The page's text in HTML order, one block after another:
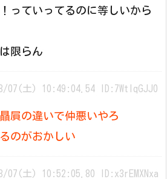
っていってるのに等しいから
限らん
07(土) 10:49:04.54 ID:7WtlqGJJ0
屓の違いで仲悪いやろ
のがおかしい
07(土) 10:52:05.80 ID:x3rEMXNxa